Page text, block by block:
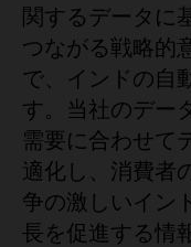
関するデータに
つながる戦略的
で、インドの自
す。当社のデー
需要に合わせて
適化し、消費者
争の激しいイン
長を促進する情